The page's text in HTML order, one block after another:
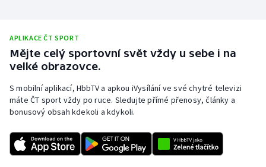
APLIKACE ČT SPORT
Mějte celý sportovní svět vždy u sebe i na
velké obrazovce.
S mobilní aplikací, HbbTV a apkou iVysílání ve své chytré televizi
máte ČT sport vždy po ruce. Sledujte přímé přenosy, články a
bonusový obsah kdekoli a kdykoli.